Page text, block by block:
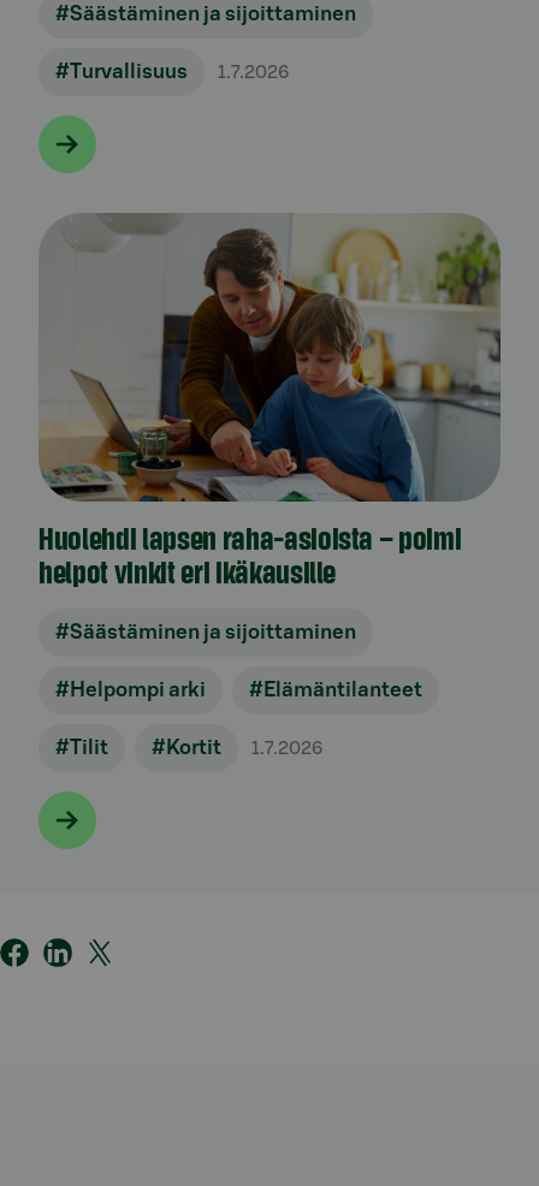
#Säästäminen ja sijoittaminen
#Turvallisuus 1.7.2026
Huolehdi lapsen raha-asioista – poimi
helpot vinkit eri ikäkausille
#Säästäminen ja sijoittaminen
#Helpompi arki #Elämäntilanteet
#Tilit #Kortit 1.7.2026